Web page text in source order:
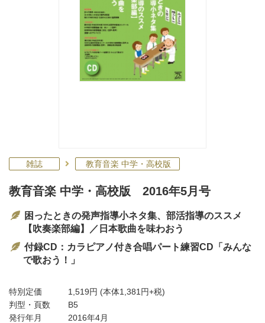
雑誌 教育音楽 中学・高校版
教育音楽 中学・高校版 2016年5月号
困ったときの発声指導小ネタ集、部活指導のススメ
【吹奏楽部編】／日本歌曲を味わおう
付録CD：カラピアノ付き合唱パート練習CD「みんな
で歌おう！」
特別定価 1,519円 (本体1,381円+税)
判型・頁数
B5
発行年月
2016年4月